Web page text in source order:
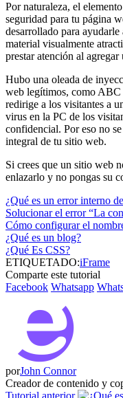
Por naturaleza, el
seguridad para tu página
desarrollado para
material visualmente
prestar atención al
Hubo una oleada de
web legítimos, como ABC
redirige a los visitantes a
virus en la PC de los
confidencial. Por eso no
integral de tu sitio web.
Si crees que un sitio web
enlazarlo y no pongas su
¿Qué es un error interno
Solucionar el error “La
Cómo configurar el
¿Qué es un blog?
¿Qué Es CSS?
ETIQUETADO:iFrame
Comparte este tutorial
Facebook Whatsapp
porJohn Connor
Creador de contenido y
Tutorial anterior